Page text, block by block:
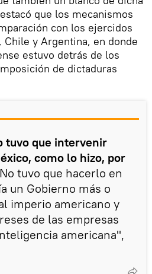
que los mecanismos
con los ejercidos
y Argentina, en donde
estuvo detrás de los
de dictaduras
tuvo que intervenir
como lo hizo, por
tuvo que hacerlo en
un Gobierno más o
imperio americano y
de las empresas
americana",